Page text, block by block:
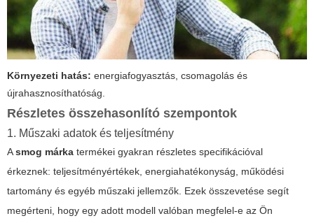
Környezeti hatás: energiafogyasztás, csomagolás és
újrahasznosíthatóság.
Részletes összehasonlító szempontok
1. Műszaki adatok és teljesítmény
Asmog márka termékei gyakran részletes specifikációval
érkeznek: teljesítményértékek, energiahatékonyság, működési
tartomány és egyéb műszaki jellemzők. Ezek összevetése segít
megérteni, hogy egy adott modell valóban megfelel-e az Ön